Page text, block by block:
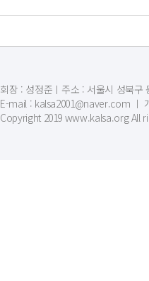
회장 : 성정준ㅣ주소 : 서울시 성북구
E-mail : kalsa2001@naver.com ㅣ
Copyright 2019 www.kalsa.org All